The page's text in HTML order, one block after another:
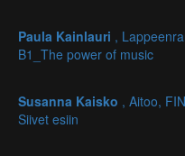
Paula Kainlauri ,
B1_The power of music
Susanna Kaisko , Aitoo,
Siivet esiin